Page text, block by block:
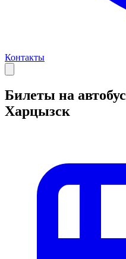
Контакты
Билеты на автобус
Харцызск